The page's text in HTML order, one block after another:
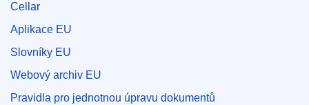
Cellar
Aplikace EU
Slovníky EU
Webový archiv EU
Pravidla pro jednotnou úpravu dokumentů